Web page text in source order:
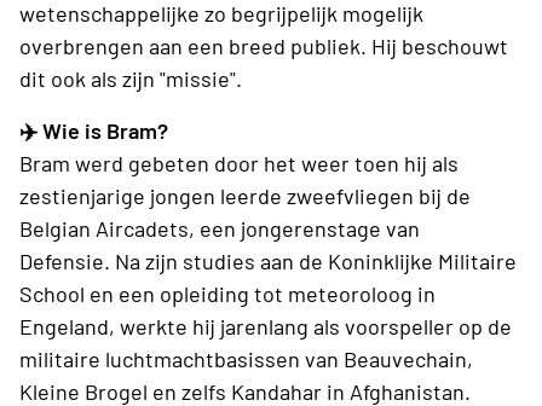
wetenschappelijke zo begrijpelijk mogelijk
overbrengen aan een breed publiek. Hij beschouwt
dit ook als zijn "missie".
✈️ Wie is Bram?
Bram werd gebeten door het weer toen hij als
zestienjarige jongen leerde zweefvliegen bij de
Belgian Aircadets, een jongerenstage van
Defensie. Na zijn studies aan de Koninklijke Militaire
School en een opleiding tot meteoroloog in
Engeland, werkte hij jarenlang als voorspeller op de
militaire luchtmachtbasissen van Beauvechain,
Kleine Brogel en zelfs Kandahar in Afghanistan.